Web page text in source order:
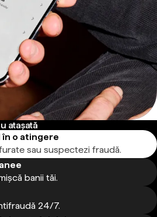
atașată
în o atingere
sau suspectezi fraudă.
banii tăi.
24/7.